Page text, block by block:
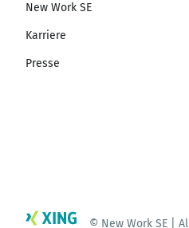
New Work SE
Karriere
Presse
© New Work SE |